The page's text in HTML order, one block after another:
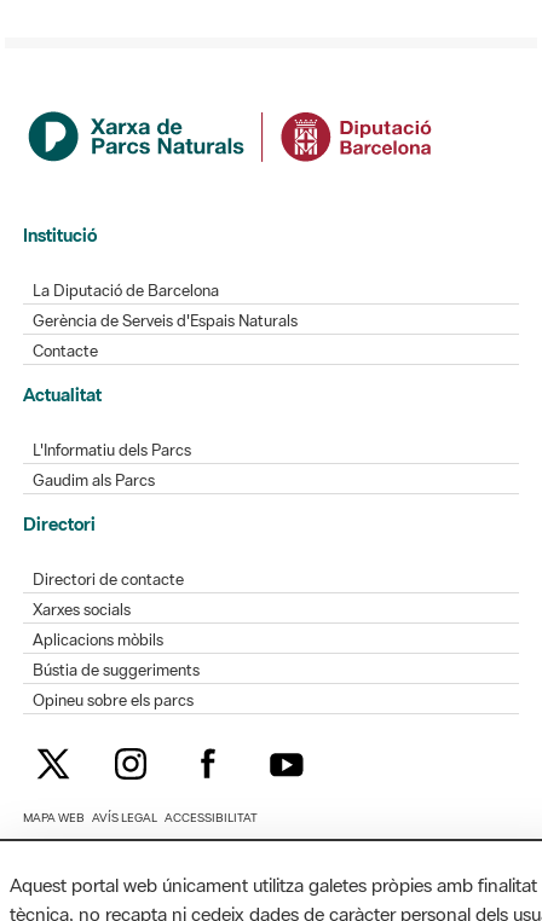
Institució
La Diputació de Barcelona
Gerència de Serveis d'Espais Naturals
Contacte
Actualitat
L'Informatiu dels Parcs
Gaudim als Parcs
Directori
Directori de contacte
Xarxes socials
Aplicacions mòbils
Bústia de suggeriments
Opineu sobre els parcs
MAPA WEB AVÍS LEGAL ACCESSIBILITAT
Diputació de Barcelona. Edifici Llacuna, 1a planta. Badajoz, 49. 08005
Barcelona. Tel. 934 022 428 / xarxaparcs@diba.cat
Aquest portal web únicament utilitza galetes pròpies amb finalitat
tècnica, no recapta ni cedeix dades de caràcter personal dels